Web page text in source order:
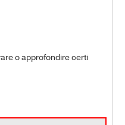
o approfondire certi